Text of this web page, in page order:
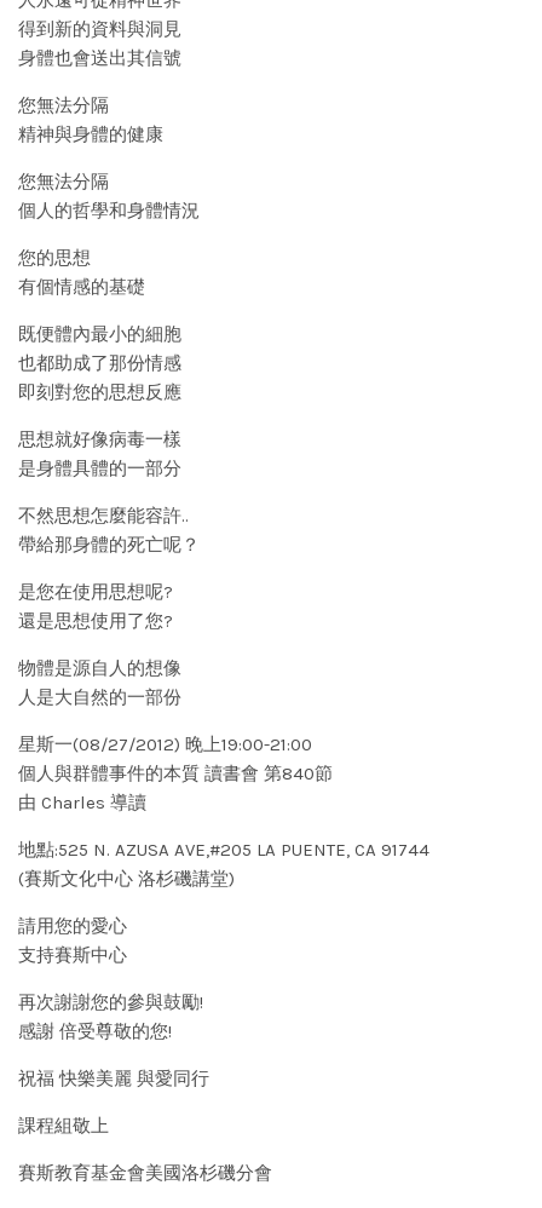
得到新的資料與洞見
身體也會送出其信號
您無法分隔
精神與身體的健康
您無法分隔
個人的哲學和身體情況
您的思想
有個情感的基礎
既便體內最小的細胞
也都助成了那份情感
即刻對您的思想反應
思想就好像病毒一樣
是身體具體的一部分
不然思想怎麼能容許..
帶給那身體的死亡呢？
是您在使用思想呢?
還是思想使用了您?
物體是源自人的想像
人是大自然的一部份
星斯一(08/27/2012) 晚上19:00-21:00
個人與群體事件的本質 讀書會 第840節
由 Charles 導讀
地點:525 N. AZUSA AVE,#205 LA PUENTE, CA 91744
(賽斯文化中心 洛杉磯講堂)
請用您的愛心
支持賽斯中心
再次謝謝您的參與鼓勵!
感謝 倍受尊敬的您!
祝福 快樂美麗 與愛同行
課程組敬上
賽斯教育基金會美國洛杉磯分會